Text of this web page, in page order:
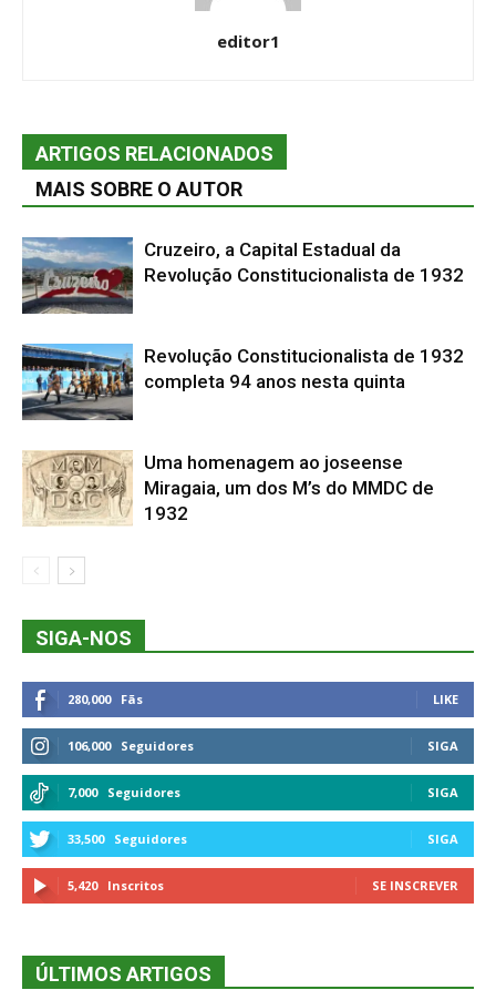
editor1
ARTIGOS RELACIONADOS
MAIS SOBRE O AUTOR
Cruzeiro, a Capital Estadual da
Revolução Constitucionalista de 1932
Revolução Constitucionalista de 1932
completa 94 anos nesta quinta
Uma homenagem ao joseense
Miragaia, um dos M’s do MMDC de
1932
SIGA-NOS
280,000 Fãs LIKE
106,000 Seguidores SIGA
7,000 Seguidores SIGA
33,500 Seguidores SIGA
5,420 Inscritos SE INSCREVER
ÚLTIMOS ARTIGOS